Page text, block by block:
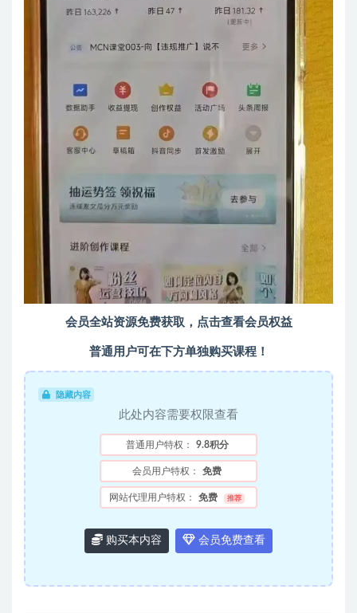
会员全站资源免费获取，点击查看会员权益
普通用户可在下方单独购买课程！
隐藏内容
此处内容需要权限查看
普通用户特权： 9.8积分
会员用户特权： 免费
网站代理用户特权： 免费 推荐
购买本内容 会员免费查看